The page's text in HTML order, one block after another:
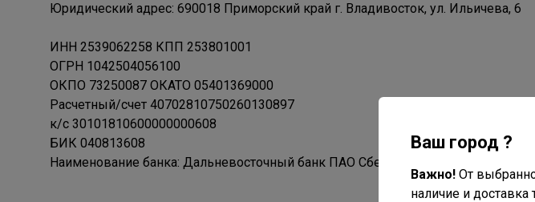
Юридический адрес: 690018 Приморский край г. Владивосток, ул. Ильичева, 6
ИНН 2539062258 КПП 253801001
ОГРН 1042504056100
ОКПО 73250087 ОКАТО 05401369000
Расчетный/счет 40702810750260130897
к/с 30101810600000000608
БИК 040813608
Наименование банка: Дальневосточный банк ПАО Сбербанк г. Хабаровск
Ваш город ?
Важно! От
наличие и доставка